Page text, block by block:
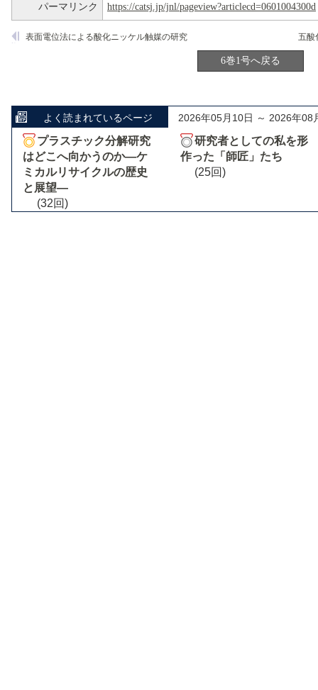
パーマリンク https://catsj.jp/jnl/pageview?articlecd=0601004300d
表面電位法による酸化ニッケル触媒の研究
6巻1号へ戻る
よく読まれているページ 2026年05月10日 ～ 2026年08
プラスチック分解研究
はどこへ向かうのか―ケ
ミカルリサイクルの歴史
と展望―
(32回)
研究者としての私を形
作った「師匠」たち
(25回)